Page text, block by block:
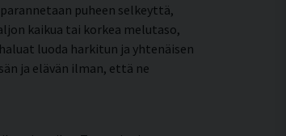
puheen selkeyttä,
kaikua tai korkea melutaso,
luoda harkitun ja yhtenäisen
ja elävän ilman, että ne